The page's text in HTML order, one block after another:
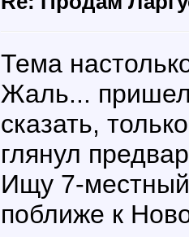
Тема
Жаль...
сказать,
глянул
Ищу 7-
поближе к